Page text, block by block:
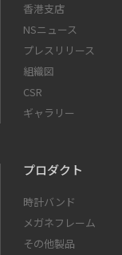
香港支店
NSニュース
プレスリリース
組織図
CSR
ギャラリー
プロダクト
時計バンド
メガネフレーム
その他製品